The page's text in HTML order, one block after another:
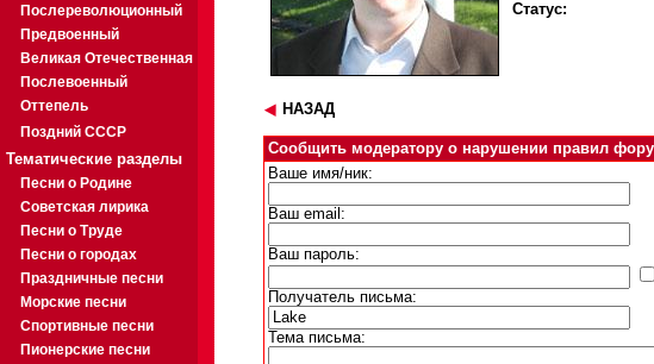
Послереволюционный
Предвоенный
Великая Отечественная
Послевоенный
Оттепель
Поздний СССР
Тематические разделы
Песни о Родине
Советская лирика
Песни о Труде
Песни о городах
Праздничные песни
Морские песни
Спортивные песни
Пионерские песни
Статус:
НАЗАД
Сообщить модератору о нарушении правил
Ваше имя/ник:
Ваш email:
Ваш пароль:
Получатель письма:
Тема письма: